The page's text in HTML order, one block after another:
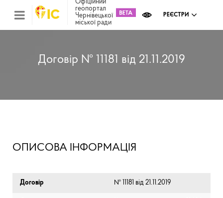
Офіційний
геопортал
Чернівецької
міської ради
РЕЄСТРИ
Договір № 11181 від 21.11.2019
ОПИСОВА ІНФОРМАЦІЯ
Договір № 11181 від 21.11.2019